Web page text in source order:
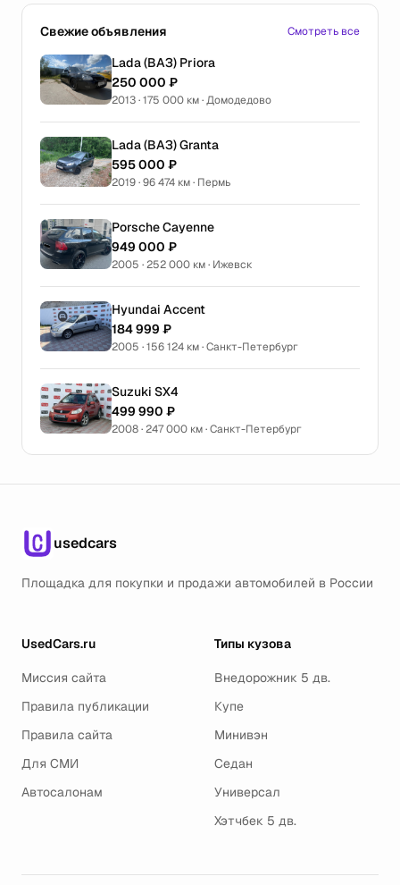
Свежие объявления Смотреть все
Lada (ВАЗ) Priora
250 000 ₽
2013 · 175 000 км · Домодедово
Lada (ВАЗ) Granta
595 000 ₽
2019 · 96 474 км · Пермь
Porsche Cayenne
949 000 ₽
2005 · 252 000 км · Ижевск
Hyundai Accent
184 999 ₽
2005 · 156 124 км · Санкт-Петербург
Suzuki SX4
499 990 ₽
2008 · 247 000 км · Санкт-Петербург
usedcars
Площадка для покупки и продажи автомобилей в России
UsedCars.ru
Миссия сайта
Правила публикации
Правила сайта
Для СМИ
Автосалонам
Типы кузова
Внедорожник 5 дв.
Купе
Минивэн
Седан
Универсал
Хэтчбек 5 дв.